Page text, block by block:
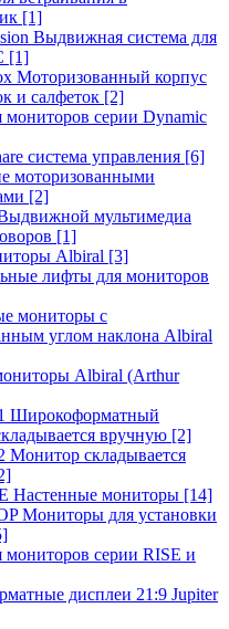
[1]
Выдвижная система для
[1]
Моторизованный корпус
и салфеток [2]
серии Dynamic
система управления [6]
моторизованными
[2]
мультимедиа
[1]
Albiral [3]
лифты для мониторов
мониторы с
углом наклона Albiral
Albiral (Arthur
Широкоформатный
вручную [2]
Монитор складывается
Настенные мониторы [14]
Мониторы для установки
серии RISE и
дисплеи 21:9 Jupiter